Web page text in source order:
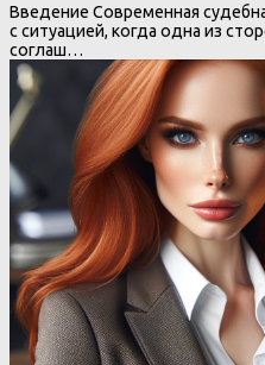
Введение Современная
с ситуацией, когда одна из
соглаш…